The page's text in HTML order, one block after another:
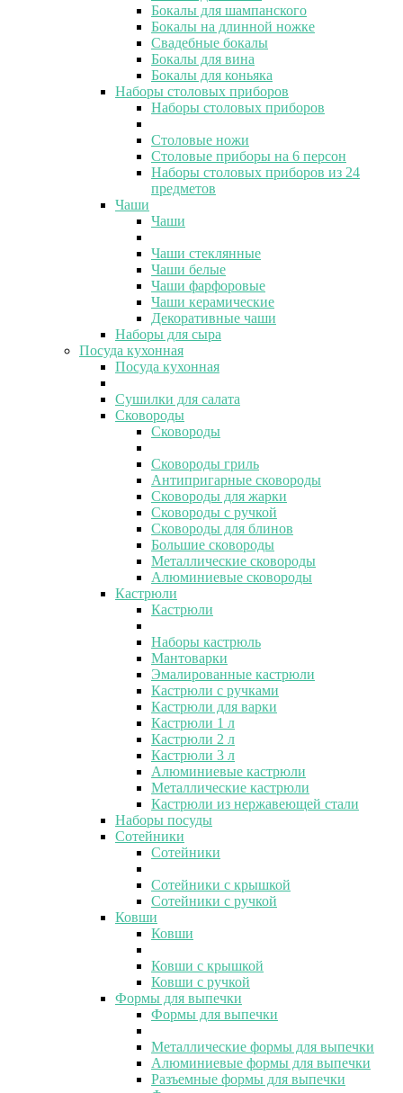
Бокалы для шампанского
Бокалы на длинной ножке
Свадебные бокалы
Бокалы для вина
Бокалы для коньяка
Наборы столовых приборов
Наборы столовых приборов
Столовые ножи
Столовые приборы на 6 персон
Наборы столовых приборов из 24
предметов
Чаши
Чаши
Чаши стеклянные
Чаши белые
Чаши фарфоровые
Чаши керамические
Декоративные чаши
Наборы для сыра
Посуда кухонная
Посуда кухонная
Сушилки для салата
Сковороды
Сковороды
Сковороды гриль
Антипригарные сковороды
Сковороды для жарки
Сковороды с ручкой
Сковороды для блинов
Большие сковороды
Металлические сковороды
Алюминиевые сковороды
Кастрюли
Кастрюли
Наборы кастрюль
Мантоварки
Эмалированные кастрюли
Кастрюли с ручками
Кастрюли для варки
Кастрюли 1 л
Кастрюли 2 л
Кастрюли 3 л
Алюминиевые кастрюли
Металлические кастрюли
Кастрюли из нержавеющей стали
Наборы посуды
Сотейники
Сотейники
Сотейники с крышкой
Сотейники с ручкой
Ковши
Ковши
Ковши с крышкой
Ковши с ручкой
Формы для выпечки
Формы для выпечки
Металлические формы для выпечки
Алюминиевые формы для выпечки
Разъемные формы для выпечки